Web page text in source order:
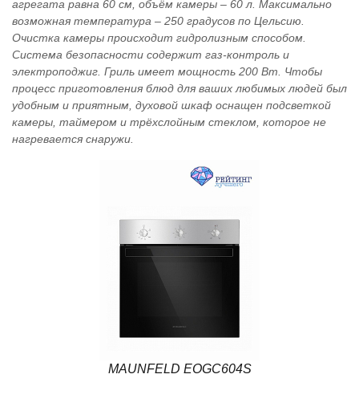
агрегата равна 60 см, объём камеры – 60 л. Максимально
возможная температура – 250 градусов по Цельсию.
Очистка камеры происходит гидролизным способом.
Система безопасности содержит газ-контроль и
электроподжиг. Гриль имеет мощность 200 Вт. Чтобы
процесс приготовления блюд для ваших любимых людей был
удобным и приятным, духовой шкаф оснащен подсветкой
камеры, таймером и трёхслойным стеклом, которое не
нагревается снаружи.
MAUNFELD EOGC604S